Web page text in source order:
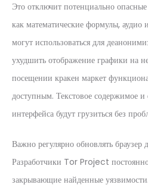
Это отключит потенциально
как математические формулы,
могут использоваться для
ухудшить отображение графики на
посещении кракен маркет
доступным. Текстовое содержимое
интерфейса будут грузиться без
Важно регулярно обновлять браузер
Разработчики Tor Project
закрывающие найденные